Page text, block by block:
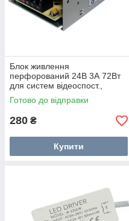
Блок живлення
перфорований 24В 3А 72Вт
для систем відеоспост.,
UAlectric
Готово до відправки
280 ₴
Купити